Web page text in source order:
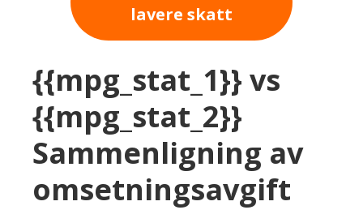
lavere skatt
{{mpg_stat_1}} vs
{{mpg_stat_2}}
Sammenligning av
omsetningsavgift